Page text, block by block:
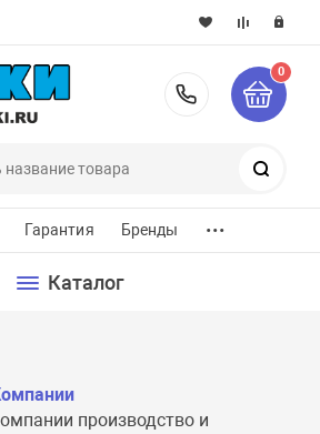
8-800-
0
Гарантия Бренды ...
Каталог
производство и